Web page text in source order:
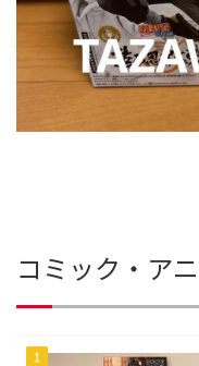
コミック・ア